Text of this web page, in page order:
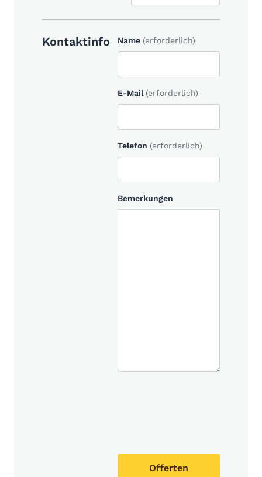
Kontaktinfo Name (erforderlich)
E-Mail (erforderlich)
Telefon (erforderlich)
Bemerkungen
Offerten